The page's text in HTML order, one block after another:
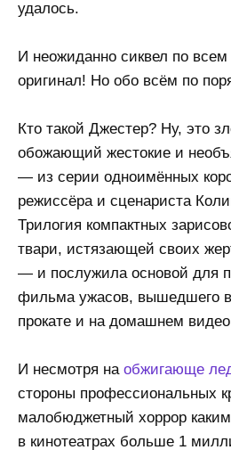
удалось.
И неожиданно сиквел по
оригинал! Но обо всём по
Кто такой Джестер? Ну, это
обожающий жестокие и
— из серии одноимённых
режиссёра и сценариста
Трилогия компактных
твари, истязающей своих
— и послужила основой для
фильма ужасов, вышедшего в
прокате и на домашнем видео
И несмотря на обжигающе
стороны профессиональных
малобюджетный хоррор
в кинотеатрах больше 1